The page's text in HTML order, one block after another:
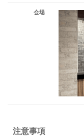
会場
注意事項